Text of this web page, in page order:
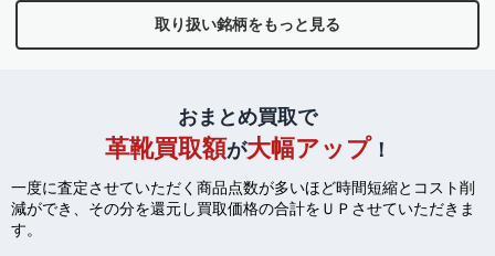
取り扱い銘柄をもっと見る
おまとめ買取で
革靴買取額が大幅アップ！
一度に査定させていただく商品点数が多いほど時間短縮とコスト削
減ができ、 その分を還元し買取価格の合計をＵＰさせていただきま
す。